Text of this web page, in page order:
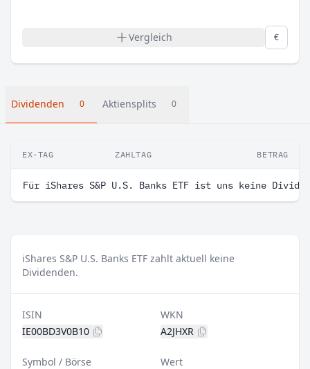
Vergleich €
Dividenden 0 Aktiensplits 0
EX-TAG ZAHLTAG BETRAG
Für iShares S&P U.S. Banks ETF ist uns keine
iShares S&P U.S. Banks ETF zahlt aktuell keine
Dividenden.
ISIN
IE00BD3V0B10
WKN
A2JHXR
Symbol / Börse
Wert